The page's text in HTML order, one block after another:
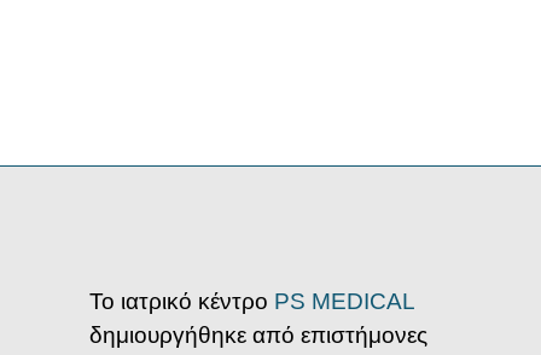
Το ιατρικό κέντρο PS MEDICAL
δημιουργήθηκε από επιστήμονες